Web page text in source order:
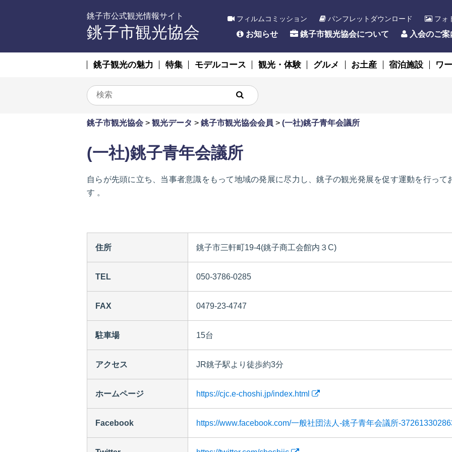
銚子市公式観光情報サイト
銚子市観光協会
フィルムコミッション パンフレットダウンロード フォ
お知らせ 銚子市観光協会について 入会のご案
銚子観光の魅力 特集 モデルコース 観光・体験 グルメ お土産 宿泊施設 ワ
銚子市観光協会 > 観光データ > 銚子市観光協会会員 > (一社)銚子青年会議所
(一社)銚子青年会議所
自らが先頭に立ち、当事者意識をもって地域の発展に尽力し、銚子の観光発展を促す運動を行って
す 。
住所 銚子市三軒町19-4(銚子商工会館内３C)
TEL 050-3786-0285
FAX 0479-23-4747
駐車場 15台
アクセス JR銚子駅より徒歩約3分
ホームページ https://cjc.e-choshi.jp/index.html
Facebook https://www.facebook.com/一般社団法人-銚子青年会議所-